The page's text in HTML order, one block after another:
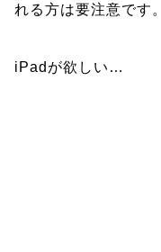
れる方は要注意です。
iPadが欲しい…